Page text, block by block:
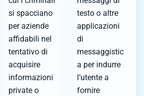
si spacciano
per aziende
affidabili nel
tentativo di
acquisire
informazioni
private o
testo o altre
applicazioni
di
messaggistic
a per indurre
l’utente a
fornire